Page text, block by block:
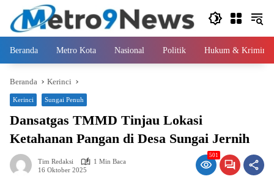
Langsung
konten
Beranda Metro Kota Nasional Politik Hukum & Kriminal
Beranda Kerinci
Kerinci Sungai Penuh
Dansatgas TMMD Tinjau Lokasi
Ketahanan Pangan di Desa Sungai Jernih
Tim Redaksi
1 Min Baca
16 Oktober 2025
501